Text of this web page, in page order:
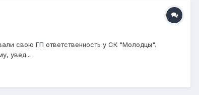
свою ГП ответственность у СК "Молодцы".
увед...